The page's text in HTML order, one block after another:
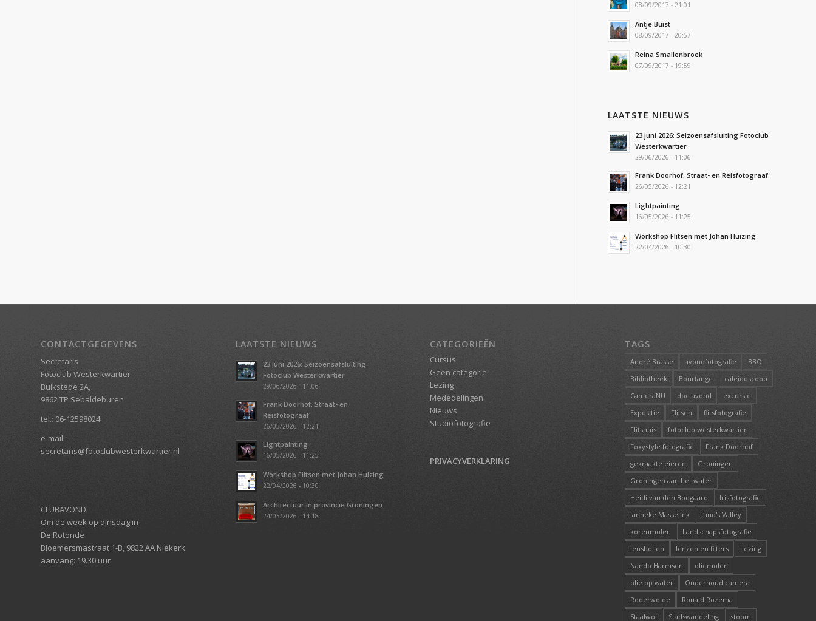
08/09/2017 - 21:01
Antje Buist
08/09/2017 - 20:57
Reina Smallenbroek
07/09/2017 - 19:59
LAATSTE NIEUWS
23 juni 2026: Seizoensafsluiting Fotoclub
Westerkwartier
29/06/2026 - 11:06
Frank Doorhof, Straat- en Reisfotograaf.
26/05/2026 - 12:21
Lightpainting
16/05/2026 - 11:25
Workshop Flitsen met Johan Huizing
22/04/2026 - 10:30
CONTACTGEGEVENS
Secretaris
Fotoclub Westerkwartier
Buikstede 2A,
9862 TP Sebaldeburen
tel.: 06-12598024
e-mail:
secretaris@fotoclubwesterkwartier.nl
CLUBAVOND:
Om de week op dinsdag in
De Rotonde
Bloemersmastraat 1-B, 9822 AA Niekerk
aanvang: 19.30 uur
LAATSTE NIEUWS
23 juni 2026: Seizoensafsluiting
Fotoclub Westerkwartier
29/06/2026 - 11:06
Frank Doorhof, Straat- en
Reisfotograaf.
26/05/2026 - 12:21
Lightpainting
16/05/2026 - 11:25
Workshop Flitsen met Johan Huizing
22/04/2026 - 10:30
Architectuur in provincie Groningen
24/03/2026 - 14:18
CATEGORIEËN
Cursus
Geen categorie
Lezing
Mededelingen
Nieuws
Studiofotografie
PRIVACYVERKLARING
TAGS
André Brasse avondfotografie
BBQ
Bibliotheek
Bourtange
caleidoscoop
CameraNU
doe avond
excursie
Expositie
Flitsen
flitsfotografie
Flitshuis
fotoclub westerkwartier
Foxystyle fotografie
Frank Doorhof
gekraakte eieren
Groningen
Groningen aan het water
Heidi van den Boogaard
Irisfotografie
Janneke Masselink
Juno's Valley
korenmolen
Landschapsfotografie
lensbollen
lenzen en filters
Lezing
Nando Harmsen
oliemolen
olie op water
Onderhoud camera
Roderwolde
Ronald Rozema
Staalwol
Stadswandeling stoom